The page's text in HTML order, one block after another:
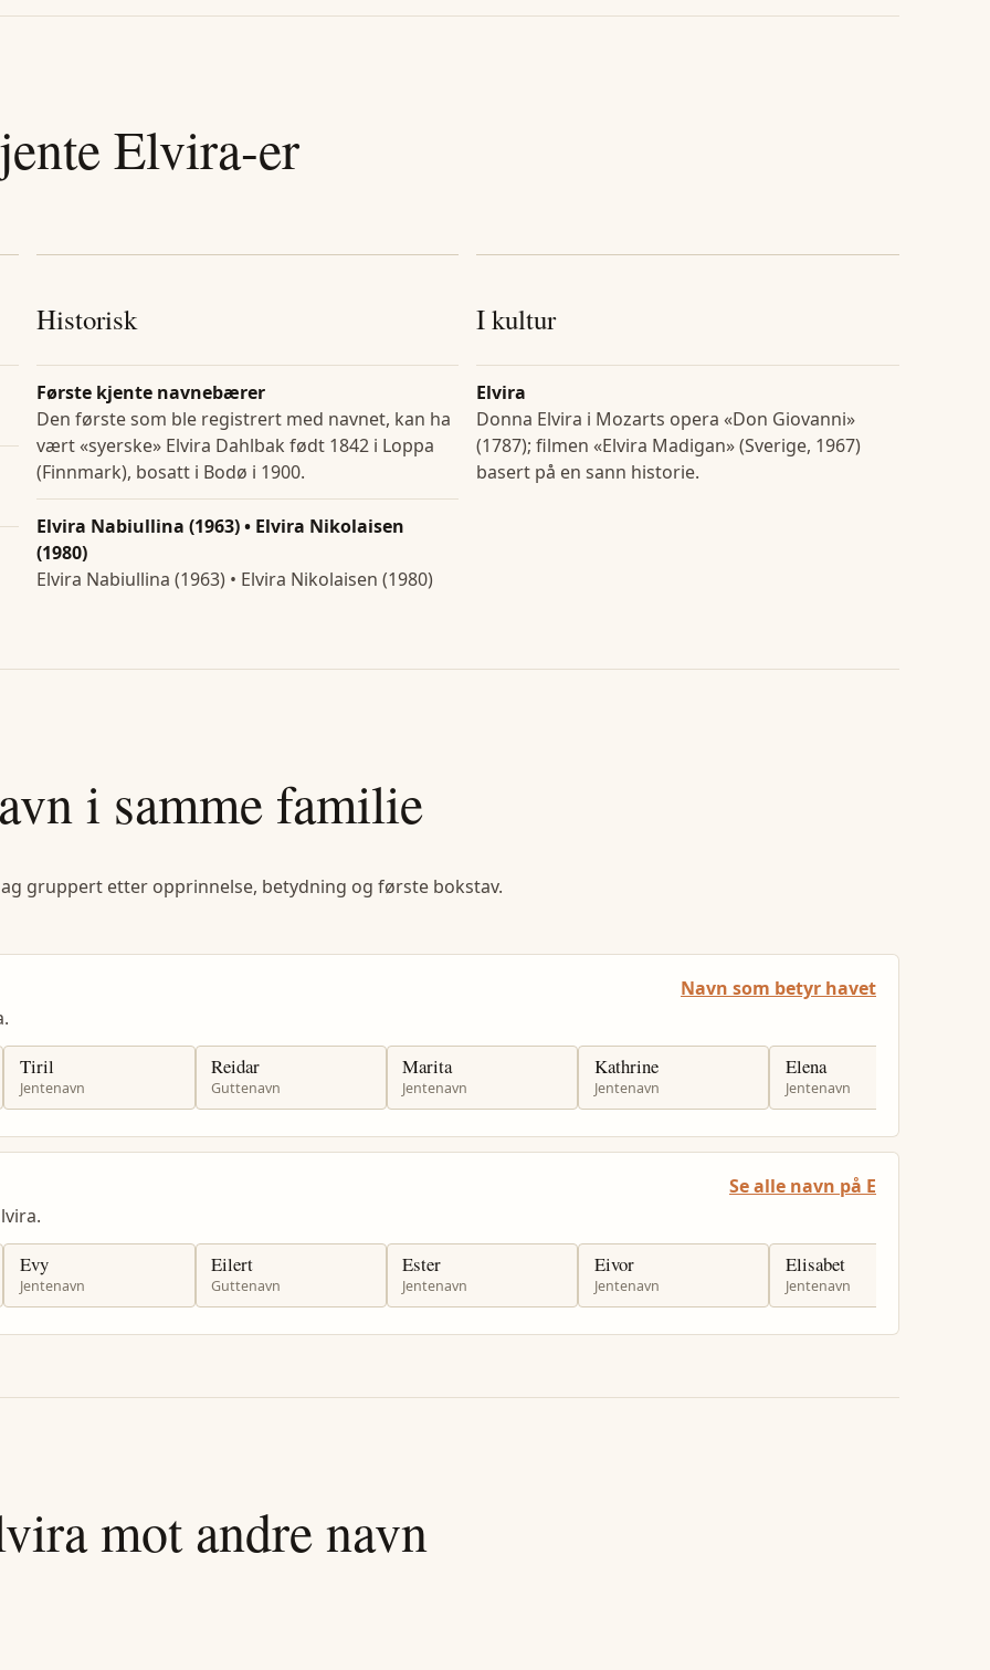
Elvira-er
Historisk
Første kjente navnebærer
Den første som ble registrert med navnet, kan ha
vært «syerske» Elvira Dahlbak født 1842 i Loppa
(Finnmark), bosatt i Bodø i 1900.
Elvira Nabiullina (1963) • Elvira Nikolaisen
(1980)
Elvira Nabiullina (1963) • Elvira Nikolaisen (1980)
I kultur
Elvira
Donna Elvira i Mozarts opera «Don Giovanni»
(1787); filmen «Elvira Madigan» (Sverige, 1967)
basert på en sann historie.
i samme familie
gruppert etter opprinnelse, betydning og første bokstav.
Navn som betyr havet
Tiril
Jentenavn
Reidar
Guttenavn
Marita
Jentenavn
Kathrine
Jentenavn
Elena
Jentenavn
Se alle navn på E
Evy
Jentenavn
Eilert
Guttenavn
Ester
Jentenavn
Eivor
Jentenavn
Elisabet
Jentenavn
mot andre navn